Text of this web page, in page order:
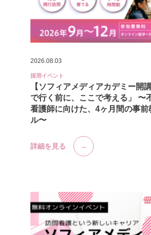
2026.08.03
採用イベント
【ソフィアメディアカデミー開
で行く前に、ここで考える」 〜
看護師に向けた、4ヶ月間の事前
ル〜
詳細を見る